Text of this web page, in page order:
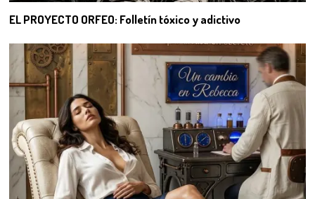
EL PROYECTO ORFEO: Folletín tóxico y adictivo